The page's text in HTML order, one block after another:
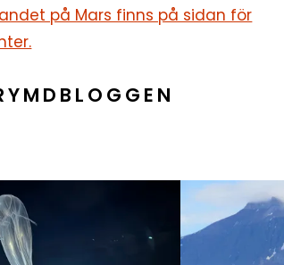
på Mars finns på sidan för